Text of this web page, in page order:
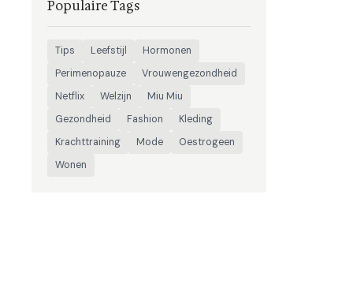
Populaire Tags
Tips Leefstijl
Hormonen
Perimenopauze
Vrouwengezondheid
Netflix
Welzijn
Miu Miu
Gezondheid
Fashion
Kleding
Krachttraining
Mode
Oestrogeen
Wonen